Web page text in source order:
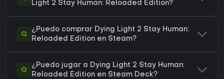
Light 2 Stay Human: Reloaded Edition?
Q
¿Puedo comprar Dying Light 2 Stay Human:
Reloaded Edition en Steam?
Q
¿Puedo jugar a Dying Light 2 Stay Human:
Reloaded Edition en Steam Deck?